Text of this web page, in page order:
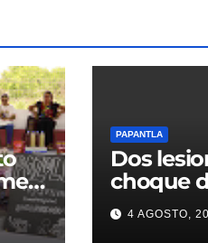
PAPANTLA
Dos
choque
4 AGOSTO,